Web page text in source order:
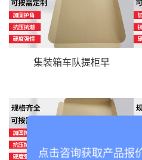
集装箱车队提柜早
点击咨询获取产品报